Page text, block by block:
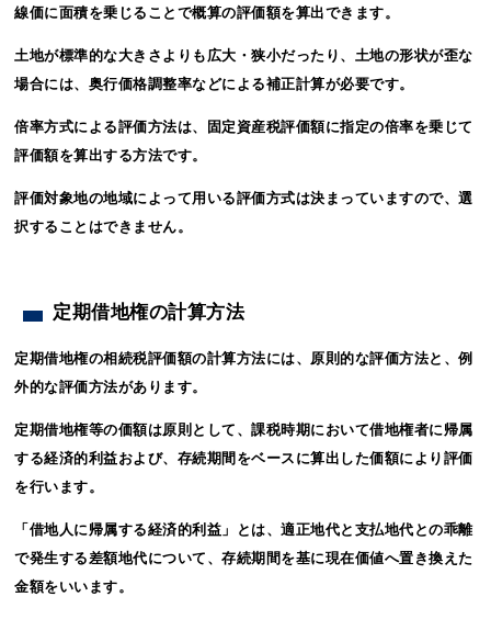
線価に面積を乗じることで概算の評価額を算出できます。
土地が標準的な大きさよりも広大・狭小だったり、土地の形状が歪な
場合には、奥行価格調整率などによる補正計算が必要です。
倍率方式による評価方法は、固定資産税評価額に指定の倍率を乗じて
評価額を算出する方法です。
評価対象地の地域によって用いる評価方式は決まっていますので、選
択することはできません。
定期借地権の計算方法
定期借地権の相続税評価額の計算方法には、原則的な評価方法と、例
外的な評価方法があります。
定期借地権等の価額は原則として、課税時期において借地権者に帰属
する経済的利益および、存続期間をベースに算出した価額により評価
を行います。
「借地人に帰属する経済的利益」とは、適正地代と支払地代との乖離
で発生する差額地代について、存続期間を基に現在価値へ置き換えた
金額をいいます。